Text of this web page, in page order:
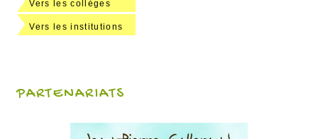
Vers les collèges
Vers les institutions
PARTENARIATS